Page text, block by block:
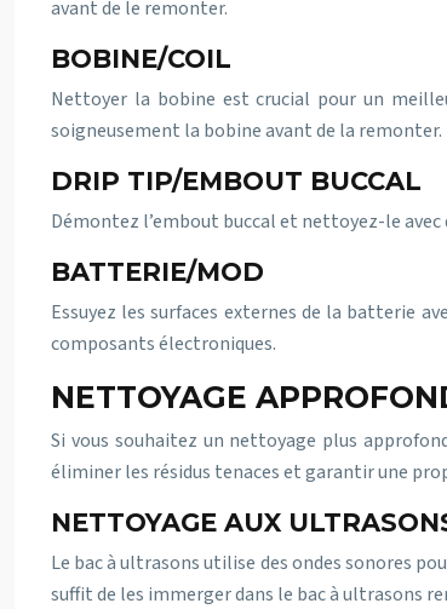
avant de le remonter.
BOBINE/COIL
Nettoyer la bobine est crucial pour un
soigneusement la bobine avant de la remonter.
DRIP TIP/EMBOUT BUCCAL
Démontez l’embout buccal et nettoyez-le
BATTERIE/MOD
Essuyez les surfaces externes de la batterie
composants électroniques.
NETTOYAGE
Si vous souhaitez un nettoyage plus
éliminer les résidus tenaces et garantir une
NETTOYAGE AUX
Le bac à ultrasons utilise des ondes sonores
suffit de les immerger dans le bac à ultrasons